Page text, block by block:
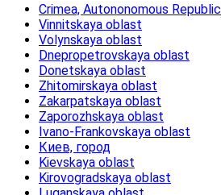
Crimea, Autononomous Republic
Vinnitskaya oblast
Volynskaya oblast
Dnepropetrovskaya oblast
Donetskaya oblast
Zhitomirskaya oblast
Zakarpatskaya oblast
Zaporozhskaya oblast
Ivano-Frankovskaya oblast
Киев, город
Kievskaya oblast
Kirovogradskaya oblast